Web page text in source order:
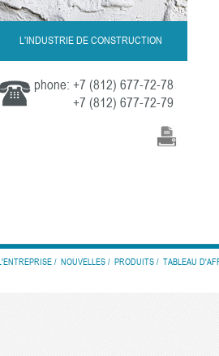
L'INDUSTRIE DE CONSTRUCTION
phone: +7 (812) 677-72-78
+7 (812) 677-72-79
NOUVELLES PRODUITS TABLEAU